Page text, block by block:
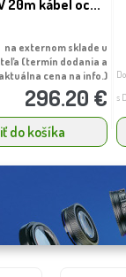
20m kábel oc...
na externom sklade u
(termín dodania a
aktuálna cena na info.)
296.20 €
do košíka
s